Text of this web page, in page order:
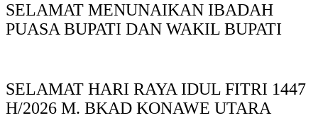
SELAMAT MENUNAIKAN IBADAH
PUASA BUPATI DAN WAKIL BUPATI
SELAMAT HARI RAYA IDUL FITRI 1447
H/2026 M. BKAD KONAWE UTARA